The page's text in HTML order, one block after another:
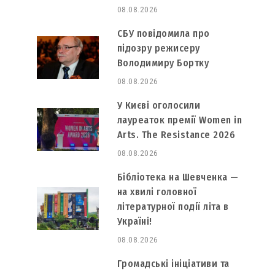
08.08.2026
СБУ повідомила про
підозру режисеру
Володимиру Бортку
08.08.2026
У Києві оголосили
лауреаток премії Women in
Arts. The Resistance 2026
08.08.2026
Бібліотека на Шевченка —
на хвилі головної
літературної події літа в
Україні!
08.08.2026
Громадські ініціативи та